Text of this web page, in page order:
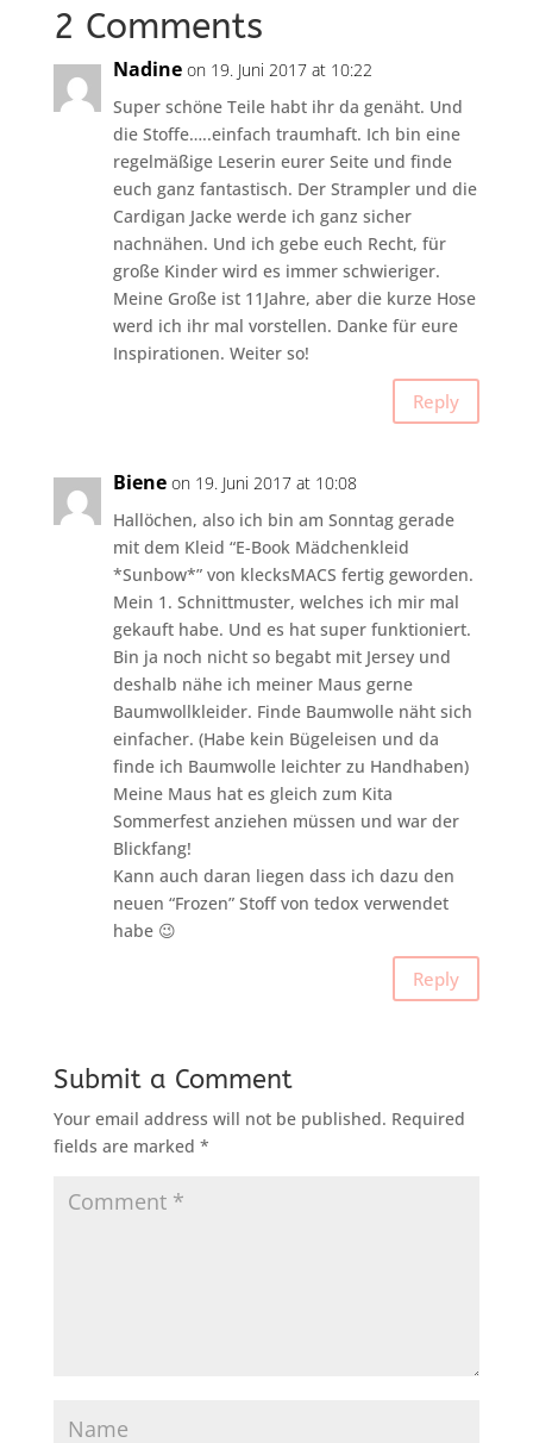
2 Comments
Nadine on 19. Juni 2017 at 10:22
Super schöne Teile habt ihr da genäht. Und
die Stoffe…..einfach traumhaft. Ich bin eine
regelmäßige Leserin eurer Seite und finde
euch ganz fantastisch. Der Strampler und die
Cardigan Jacke werde ich ganz sicher
nachnähen. Und ich gebe euch Recht, für
große Kinder wird es immer schwieriger.
Meine Große ist 11Jahre, aber die kurze Hose
werd ich ihr mal vorstellen. Danke für eure
Inspirationen. Weiter so!
Reply
Biene on 19. Juni 2017 at 10:08
Hallöchen, also ich bin am Sonntag gerade
mit dem Kleid “E-Book Mädchenkleid
*Sunbow*” von klecksMACS fertig geworden.
Mein 1. Schnittmuster, welches ich mir mal
gekauft habe. Und es hat super funktioniert.
Bin ja noch nicht so begabt mit Jersey und
deshalb nähe ich meiner Maus gerne
Baumwollkleider. Finde Baumwolle näht sich
einfacher. (Habe kein Bügeleisen und da
finde ich Baumwolle leichter zu Handhaben)
Meine Maus hat es gleich zum Kita
Sommerfest anziehen müssen und war der
Blickfang!
Kann auch daran liegen dass ich dazu den
neuen “Frozen” Stoff von tedox verwendet
habe 😉
Reply
Submit a Comment
Your email address will not be published. Required
fields are marked *